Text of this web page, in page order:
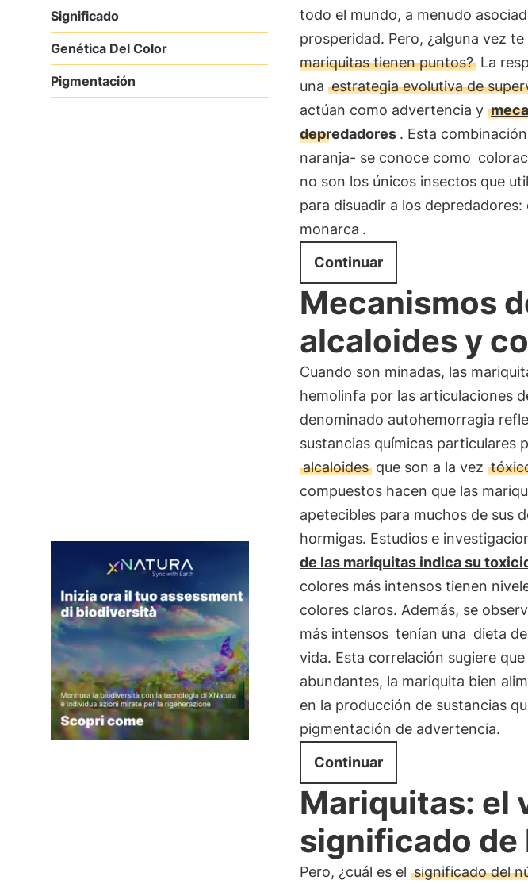
Significado
Genética Del Color
Pigmentación
todo el mundo, a menudo
prosperidad. Pero, ¿alguna vez
mariquitas tienen puntos?La
una estrategia evolutiva de
actúan como advertencia y
depredadores . Esta
naranja- se conoce como
no son los únicos insectos que
para disuadir a los
monarca .
Continuar
Mecanismos
alcaloides y
Cuando son minadas, las
hemolinfa por las articulaciones
denominado autohemorragia
sustancias químicas particulares
alcaloidesque son a la vez
compuestos hacen que las
apetecibles para muchos de sus
hormigas. Estudios e
de las mariquitas indica su
colores más intensos tienen
colores claros. Además, se
más intensos tenían una dieta
vida. Esta correlación sugiere
abundantes, la mariquita bien
en la producción de sustancias
pigmentación de advertencia.
Continuar
Mariquitas: el
significado de
Pero, ¿cuál es el significado del